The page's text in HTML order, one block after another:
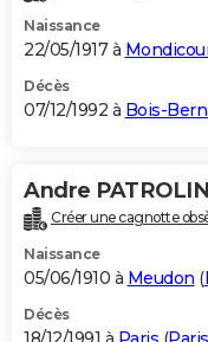
Naissance
22/05/1917 à
Décès
07/12/1992 à Bois-
Andre PATROLIN
Créer une cagnotte
Naissance
05/06/1910 à Meudon (
Décès